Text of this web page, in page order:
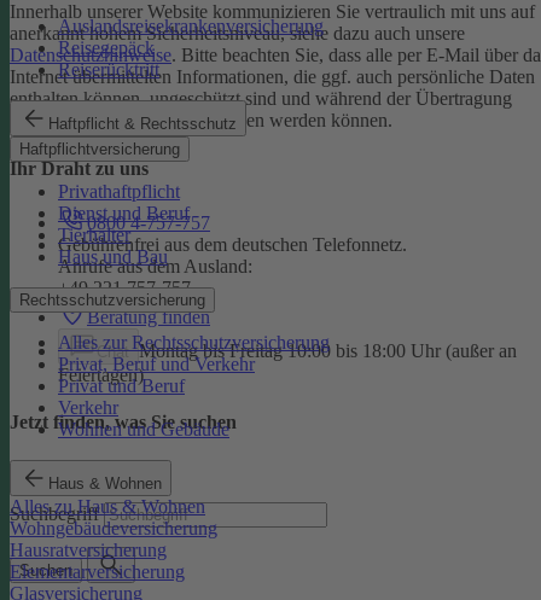
Auslandsreisekrankenversicherung
Reisegepäck
Reiserücktritt
Haftpflicht & Rechtsschutz
Haftpflichtversicherung
Privathaftpflicht
Dienst und Beruf
Tierhalter
Haus und Bau
Rechtsschutzversicherung
Alles zur Rechtsschutzversicherung
Privat, Beruf und Verkehr
Privat und Beruf
Verkehr
Wohnen und Gebäude
Haus & Wohnen
Alles zu Haus & Wohnen
Wohngebäudeversicherung
Hausratversicherung
Elementarversicherung
Glasversicherung
Innerhalb unserer Website kommunizieren Sie vertraulich mit uns auf
anerkannt hohem Sicherheitsniveau, siehe dazu auch unsere
Datenschutzhinweise. Bitte beachten Sie, dass alle per E-Mail über
Internet übermittelten Informationen, die ggf. auch persönliche Daten
enthalten können, ungeschützt sind und während der Übertragung
potenziell von Dritten eingesehen werden können.
Ihr Draht zu uns
0800 4-757-757
Gebührenfrei aus dem deutschen Telefonnetz.
Anrufe aus dem Ausland:
+49 221 757-757
Beratung finden
Chat Montag bis Freitag 10:00 bis 18:00 Uhr (außer an
Feiertagen)
Jetzt finden, was Sie suchen
Suchbegriff
Suchen